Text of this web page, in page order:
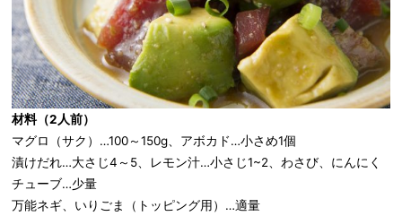
材料（2 人前）
マグロ（サク）…100～150g、アボカド…小さめ1個
漬けだれ…大さじ4～5、レモン汁…小さじ1~2、わさび、にんにく
チューブ…少量
万能ネギ、いりごま（トッピング用）…適量